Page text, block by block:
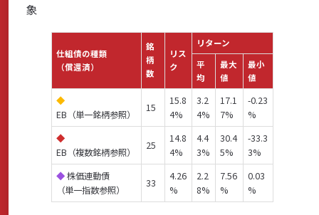
象
仕組債の種類
（償還済）
銘
柄
数
リス
ク
リターン
平
均
最大
値
最小
値
◆
EB（単一銘柄参照）
15
15.8
4%
3.2
4%
17.1
7%
-0.23
%
◆
EB（複数銘柄参照）
25
14.8
4%
4.4
3%
30.4
5%
-33.3
3%
◆株価連動債
（単一指数参照）
33
4.26
%
2.2
8%
7.56
%
0.03
%